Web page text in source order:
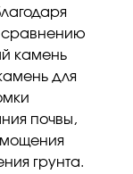
сравнению
камень
для
почвы,
мощения
грунта.